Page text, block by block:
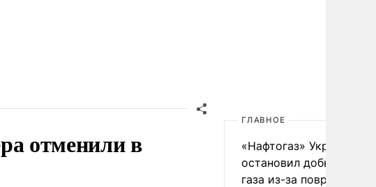
отменили в
ГЛАВНОЕ
«Нафтогаз» Украины
остановил добычу
газа из-за повреждения